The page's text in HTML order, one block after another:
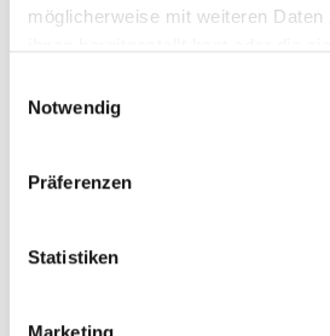
möglicherweise mit weiteren
Notwendig
Präferenzen
Statistiken
Marketing